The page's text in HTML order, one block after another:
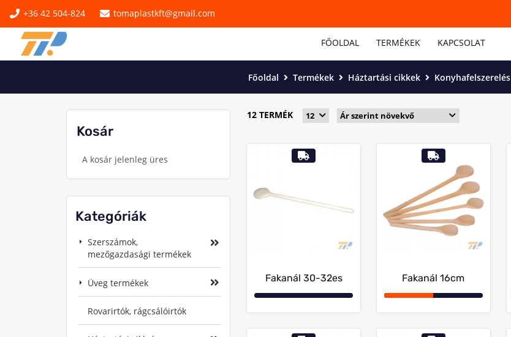
+36 42 504-824 tomaplastkft@gmail.com
FŐOLDAL TERMÉKEK KAPCSOLAT
Főoldal Termékek Háztartási cikkek Konyhafelszerelés
Kosár
A kosár jelenleg üres
Kategóriák
Szerszámok,
mezőgazdasági termékek
Üveg termékek
Rovarirtók, rágcsálóirtók
12 TERMÉK
Fakanál 30-32es Fakanál 16cm